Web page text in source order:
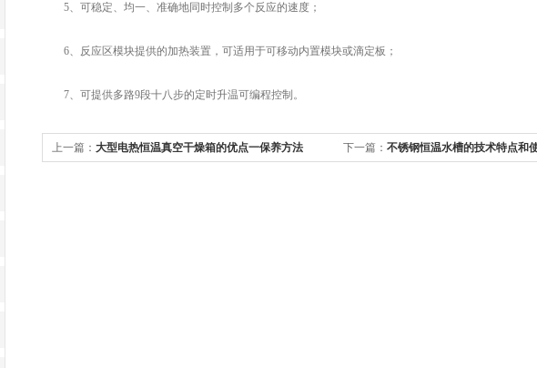
5、可稳定、均一、准确地同时控制多个反应的速度；
6、反应区模块提供的加热装置，可适用于可移动内置模块或滴定板；
7、可提供多路9段十八步的定时升温可编程控制。
上一篇： 大型电热恒温真空干燥箱的优点一保养方法 下一篇： 不锈钢恒温水槽的技术特点和